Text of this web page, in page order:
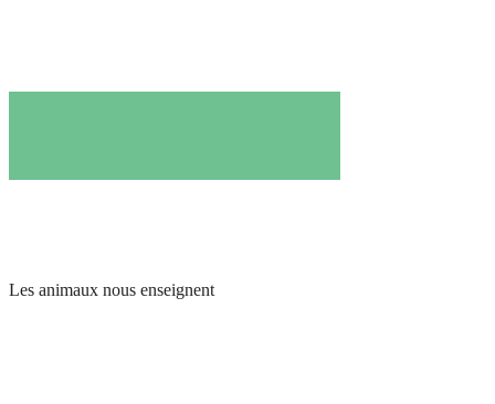
Les animaux nous enseignent